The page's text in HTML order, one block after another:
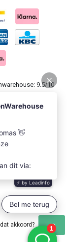
9.5/10
akkoord? Ja